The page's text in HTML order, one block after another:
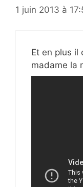
1 juin 2013 à
Et en plus il
madame la